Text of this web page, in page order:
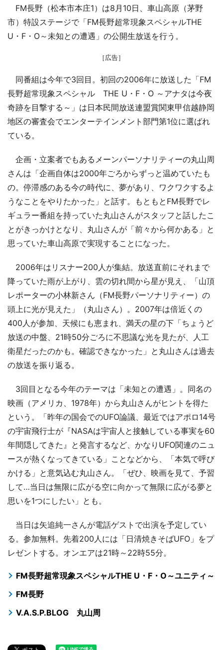
FM長野（松本市本庄1）は8月10日、車山高原（茅野
市）特設ステージで「FM長野超常現象スペシャルTHE
U・F・O～未知との遭遇」の公開生放送を行う。
［広告］
同番組は今年で3回目。初回の2006年に放送した「FM
長野超常現象スペシャル THE U・F・O ～アナタは今夜
奇跡を目撃する～」は日本民間放送連盟賞関東甲信越静岡
地区の審査会でエンターテインメント部門第1位に選ばれ
ている。
企画・立案者でもあるメーンパーソナリティーの丸山周
さんは「企画自体は2000年ごろからずっと温めていたも
の。停滞感のある今の時代に、夢があり、ワクワクするよ
うなことをやりたかった」と話す。もともとFM長野でレ
ギュラー番組を持っていた丸山さんがスタッフと話したこ
とがきっかけとなり、丸山さんが「前々から何かある」と
思っていた車山高原で実現することになった。
2006年はリスナー200人が集結。放送直前にそれまで
降っていた雨が上がり、雲の切れ間から星が見え、「山頂
レポーターの小林新さん（FM長野パーソナリティー）の
頭上に光が見えた」（丸山さん）。2007年は倍近くの
400人が参加、天候にも恵まれ、満天の星の下「ちょうど
放送の中盤、21時50分ごろに不思議な光を見たが、人工
衛星だったのかも。確認できなかった」と丸山さんは過去
の放送を振り返る。
3回目となる今年のテーマは「未知との遭遇」。同名の
映画（アメリカ、1978年）から丸山さんがヒントを得た
という。「昨年の国会でのUFO論議、最近ではアポロ14号
の宇宙飛行士が『NASAは宇宙人と接触している事実を60
年間隠してきた』と発言するなど、かなりUFO関連のニュ
ースが熱くなってきている」ことなどから、「本気で呼び
かける」と意気込む丸山さん。「ぜひ、映画を見て、予習
して…当日は無限に広がる空に向かって無限に広がる夢と
思いを1つにしたい」とも。
当日は矢追純一さんが電話ゲストで出演を予定してい
る。参加無料。先着200人には「日清焼きそばUFO」をプ
レゼントする。オンエアは21時～22時55分。
FM長野超常現象スペシャルTHE U・F・O～ユニティ～
FM長野
V.A.S.P.BLOG 丸山周